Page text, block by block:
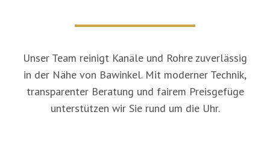
Unser Team reinigt Kanäle und Rohre zuverlässig
in der Nähe von Bawinkel. Mit moderner Technik,
transparenter Beratung und fairem Preisgefüge
unterstützen wir Sie rund um die Uhr.